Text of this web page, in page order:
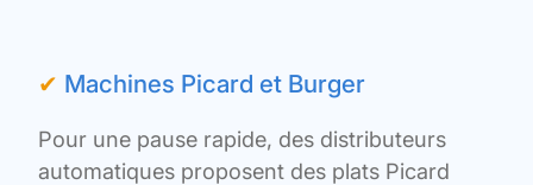
✔ Machines Picard et Burger
Pour une pause rapide, des distributeurs
automatiques proposent des plats Picard